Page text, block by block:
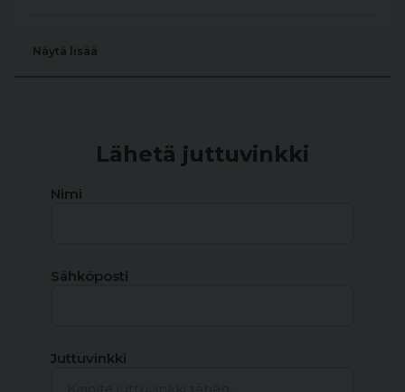
Näytä lisää
Lähetä juttuvinkki
Nimi
Sähköposti
Juttuvinkki